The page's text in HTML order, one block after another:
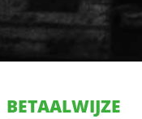
BETAALWIJZE